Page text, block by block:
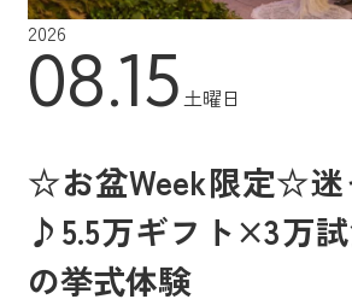
2026
08.15 土曜日
☆お盆Week限定☆迷
♪5.5万ギフト×3万
の挙式体験